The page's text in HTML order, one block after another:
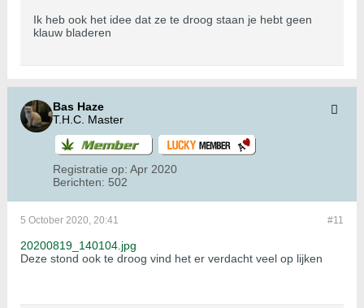
Ik heb ook het idee dat ze te droog staan je hebt geen
klauw bladeren
Bas Haze
T.H.C. Master
Registratie op: Apr 2020
Berichten: 502
#11
5 October 2020, 20:41
20200819_140104.jpg
Deze stond ook te droog vind het er verdacht veel op lijken